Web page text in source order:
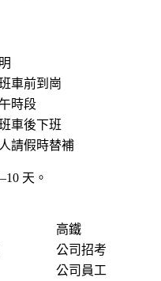
車前到崗
時段
車後下班
請假時替補
天。
高鐵
公司招考
公司員工